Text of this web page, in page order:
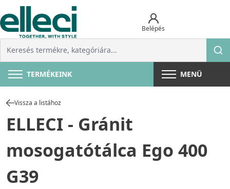
Belépés
TERMÉKEINK MENÜ
Vissza a listához
ELLECI - Gránit
mosogatótálca Ego 400
G39